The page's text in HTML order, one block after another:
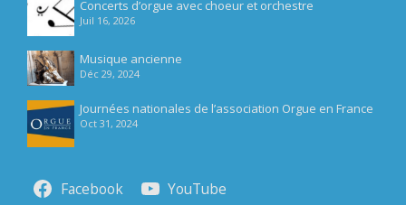
Concerts d’orgue avec choeur et orchestre
Juil 16, 2026
Musique ancienne
Déc 29, 2024
Journées nationales de l’association Orgue en France
Oct 31, 2024
Facebook YouTube